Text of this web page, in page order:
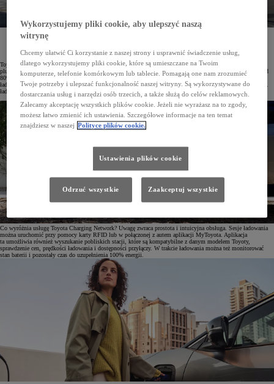
Toyota wprowadziła nową usługę Toyota Charging Network. Jest ona dedykowana użytkownikom
ładowania w Polsce przy pomocy jednej aplikacji MyToyota.
Toyota dąży do zapewnienia jak największego komfortu użytkownikom aut elektrycznych oraz hybryd typu
plug-in. Z myślą o nich uruchomiła nową usługę –Toyota Charging Network. Zapewnia ona dostęp do ponad
80% publicznych stacji ładowania w Polsce należących do największych sieci. Jest to blisko 6 tys. punktów
ładowania w naszym kraju. Co więcej, Toyota Charging Network umożliwia też korzystanie z ponad 755 tys.
ładowarek w 20 państwach Europy. Liczba stacji objętych usługą stale rośnie.
Co wyróżnia usługę Toyota Charging Network? Uwagę zwraca prostota i intuicyjna obsługa. Sesje ładowania
można uruchomić przy pomocy karty RFID lub w połączonej z autem aplikacji MyToyota. Aplikacja
ta umożliwia również wyszukanie pobliskich stacji, które są kompatybilne z danym modelem Toyoty,
sprawdzenie cen, prędkości ładowania i dostępności przyłączy. W trakcie ładowania można też monitorować
stan baterii i pozostały czas do uzupełnienia 100% energii.
Wykorzystujemy pliki cookie, aby ulepszyć naszą
witrynę
Chcemy ułatwić Ci korzystanie z naszej strony i usprawnić świadczenie usług,
dlatego wykorzystujemy pliki cookie, które są umieszczane na Twoim
komputerze, telefonie komórkowym lub tablecie. Pomagają one nam zrozumieć
Twoje potrzeby i ulepszać funkcjonalność naszej witryny. Są wykorzystywane do
dostarczania usług i narzędzi osób trzecich, a także służą do celów reklamowych.
Zalecamy akceptację wszystkich plików cookie. Jeżeli nie wyrażasz na to zgody,
możesz łatwo zmienić ich ustawienia. Szczegółowe informacje na ten temat
znajdziesz w naszej Polityce plików cookie.
Ustawienia plików cookie
Odrzuć wszystkie Zaakceptuj wszystkie